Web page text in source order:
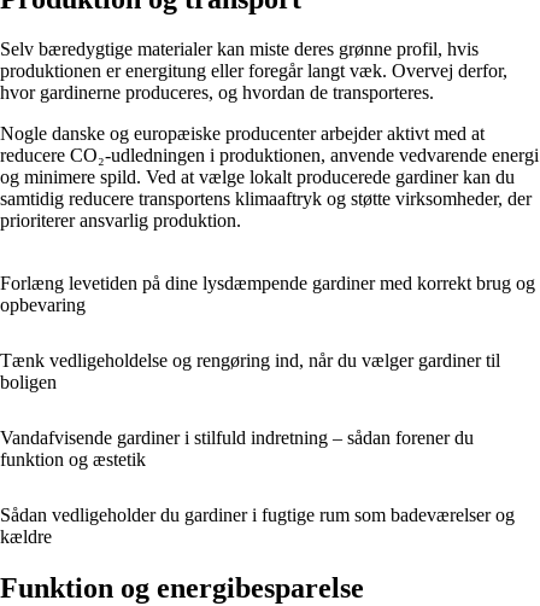
Selv bæredygtige materialer kan miste deres grønne profil, hvis
produktionen er energitung eller foregår langt væk. Overvej derfor,
hvor gardinerne produceres, og hvordan de transporteres.
Nogle danske og europæiske producenter arbejder aktivt med at
reducere CO₂-udledningen i produktionen, anvende vedvarende energi
og minimere spild. Ved at vælge lokalt producerede gardiner kan du
samtidig reducere transportens klimaaftryk og støtte virksomheder, der
prioriterer ansvarlig produktion.
Forlæng levetiden på dine lysdæmpende gardiner med korrekt brug og
opbevaring
Tænk vedligeholdelse og rengøring ind, når du vælger gardiner til
boligen
Vandafvisende gardiner i stilfuld indretning – sådan forener du
funktion og æstetik
Sådan vedligeholder du gardiner i fugtige rum som badeværelser og
kældre
Funktion og energibesparelse